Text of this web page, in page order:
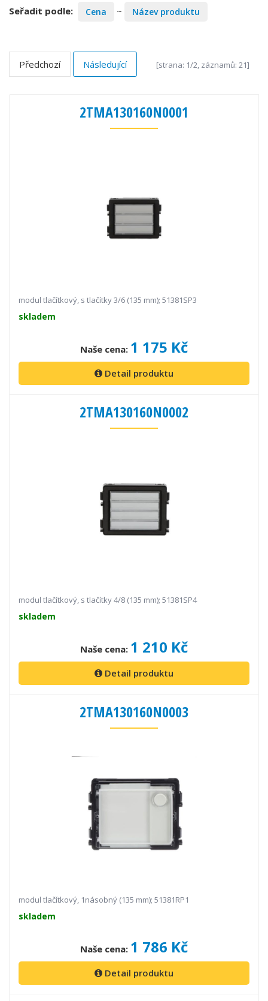
Seřadit podle: Cena ~ Název produktu
Předchozí Následující [strana: 1/2, záznamů: 21]
2TMA130160N0001
modul tlačítkový, s tlačítky 3/6 (135 mm); 51381SP3
skladem
Naše cena: 1 175 Kč
Detail produktu
2TMA130160N0002
modul tlačítkový, s tlačítky 4/8 (135 mm); 51381SP4
skladem
Naše cena: 1 210 Kč
Detail produktu
2TMA130160N0003
modul tlačítkový, 1násobný (135 mm); 51381RP1
skladem
Naše cena: 1 786 Kč
Detail produktu